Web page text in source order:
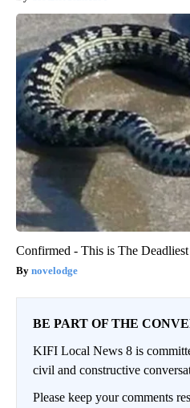
Confirmed - This is The
novelodge
BE PART OF THE
KIFI Local News 8 is
civil and constructive
Please keep your comments